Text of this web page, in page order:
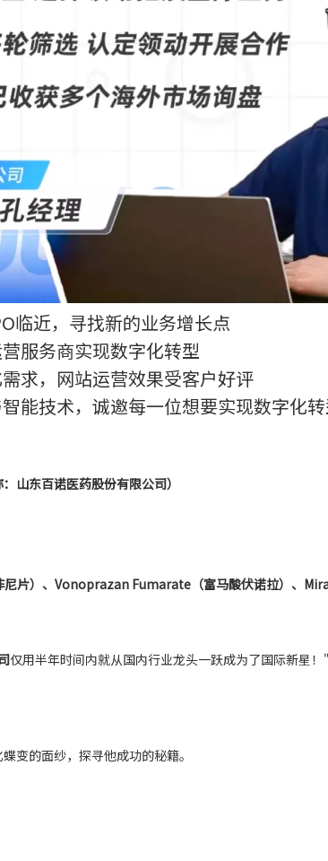
临近，寻找新的业务增长点
服务商实现数字化转型
求，网站运营效果受客户好评
能技术，诚邀每一位想要实现数字化
山东百诺医药股份有限公司）
片）、Vonoprazan Fumarate（富马酸伏诺拉）、
仅用半年时间内就从国内行业龙头一跃成为了国际新星
变的面纱，探寻他成功的秘籍。